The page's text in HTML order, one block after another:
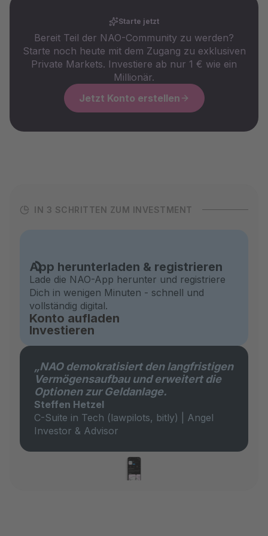
Starte jetzt
Bereit Teil der NAO-Community zu werden?
Starte noch heute mit dem Zugang zu exklusiven
Private Markets. Investiere ab nur 1 € wie ein
Millionär.
Jetzt Konto erstellen
IN 3 SCHRITTEN ZUM INVESTMENT
App herunterladen & registrieren
Lade die NAO-App herunter und registriere
Dich in wenigen Minuten - schnell und
vollständig digital.
Konto aufladen
Investieren
„NAO demokratisiert den langfristigen
Vermögensaufbau und erweitert die
Optionen zur Geldanlage.
Steffen Hetzel
C-Suite in Tech (lawpilots, bitly) | Angel
Investor & Advisor